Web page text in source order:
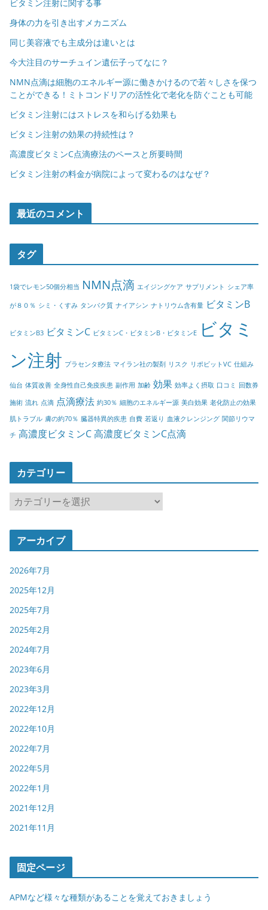
ビタミン注射に関する事
身体の力を引き出すメカニズム
同じ美容液でも主成分は違いとは
今大注目のサーチュイン遺伝子ってなに？
NMN点滴は細胞のエネルギー源に働きかけるので若々しさを保つ
ことができる！ミトコンドリアの活性化で老化を防ぐことも可能
ビタミン注射にはストレスを和らげる効果も
ビタミン注射の効果の持続性は？
高濃度ビタミンC点滴療法のペースと所要時間
ビタミン注射の料金が病院によって変わるのはなぜ？
最近のコメント
タグ
1袋でレモン50個分相当 NMN点滴 エイジングケア サプリメント シェア率
が８０％ シミ・くすみ タンパク質 ナイアシン ナトリウム含有量 ビタミンB
ビタミンB3 ビタミンC ビタミンC・ビタミンB・ビタミンE
ビタミ
ン注射 プラセンタ療法 マイラン社の製剤 リスク リポビットVC 仕組み
仙台 体質改善 全身性自己免疫疾患 副作用 加齢 効果 効率よく摂取 口コミ 回数券
施術 流れ 点滴 点滴療法 約30％ 細胞のエネルギー源 美白効果 老化防止の効果
肌トラブル 膚の約70％ 臓器特異的疾患 自費 若返り 血液クレンジング 関節リウマ
チ 高濃度ビタミンC高濃度ビタミンC点滴
カテゴリー
カ
テ
ゴ
アーカイブ
2026年7月
2025年12月
2025年7月
2025年2月
2024年7月
2023年6月
2023年3月
2022年12月
2022年10月
2022年7月
2022年5月
2022年1月
2021年12月
2021年11月
固定ページ
APMなど様々な種類があることを覚えておきましょう